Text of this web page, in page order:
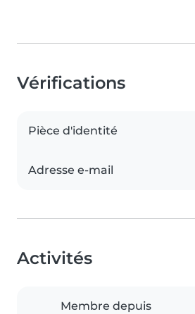
Vérifications
Pièce d'identité
Adresse e-mail
Activités
Membre depuis